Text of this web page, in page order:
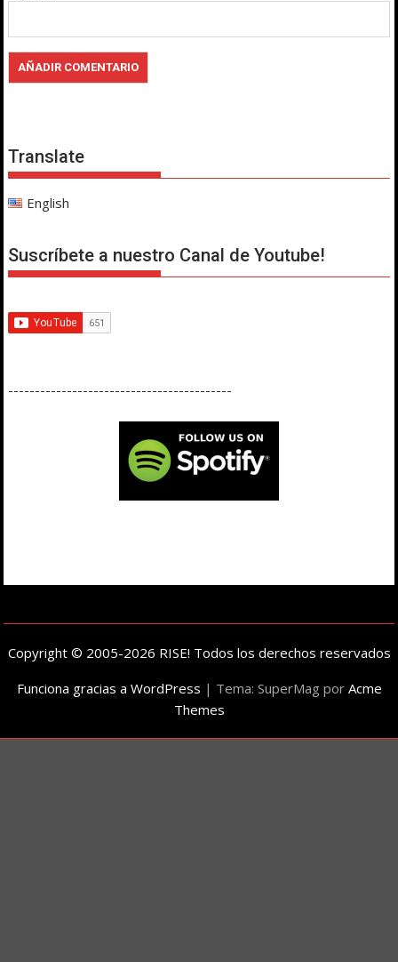
Translate
English
Suscríbete a nuestro Canal de Youtube!
------------------------------------------
Copyright © 2005-2026 RISE! Todos los derechos reservados
Funciona gracias a WordPress | Tema: SuperMag por Acme
Themes